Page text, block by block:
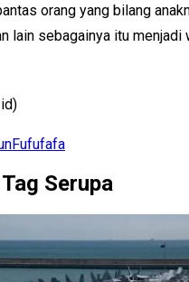
orang yang bilang
lain sebagainya itu menjadi
Fufufafa
Serupa